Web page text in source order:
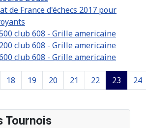
Tournois
de France d'échecs 2017 pour
club 608 - Grille americaine
club 608 - Grille americaine
club 608 - Grille americaine
Page 23 sur 26
18 19 20 21 22 23 24